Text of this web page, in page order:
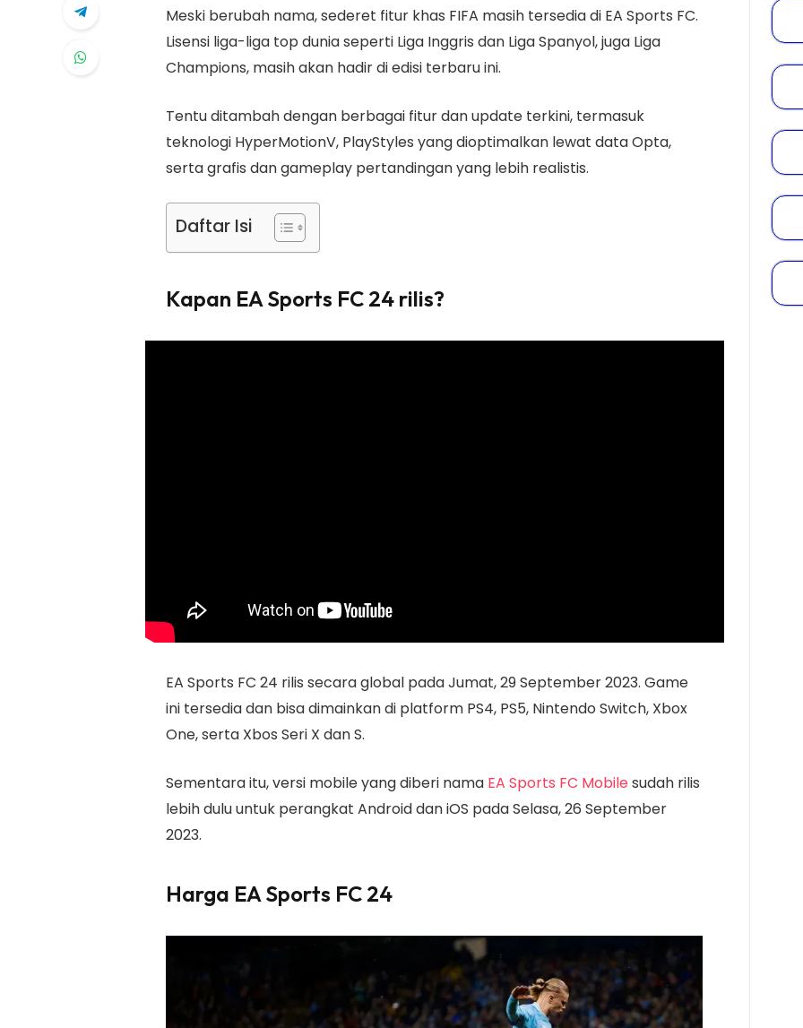
Meski berubah nama, sederet fitur khas FIFA masih tersedia di EA Sports FC.
Lisensi liga-liga top dunia seperti Liga Inggris dan Liga Spanyol, juga Liga
Champions, masih akan hadir di edisi terbaru ini.
Tentu ditambah dengan berbagai fitur dan update terkini, termasuk
teknologi HyperMotionV, PlayStyles yang dioptimalkan lewat data Opta,
serta grafis dan gameplay pertandingan yang lebih realistis.
Daftar Isi
Kapan EA Sports FC 24 rilis?
EA Sports FC 24 rilis secara global pada Jumat, 29 September 2023. Game
ini tersedia dan bisa dimainkan di platform PS4, PS5, Nintendo Switch, Xbox
One, serta Xbos Seri X dan S.
Sementara itu, versi mobile yang diberi nama EA Sports FC Mobilesudah rilis
lebih dulu untuk perangkat Android dan iOS pada Selasa, 26 September
2023.
Harga EA Sports FC 24